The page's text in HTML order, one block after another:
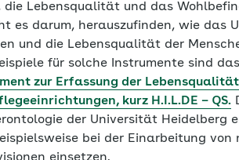
Lebensqualität und das
es darum, herauszufinden, wie das
und die Lebensqualität der
für solche Instrumente sind das
zur Erfassung der
kurz H.I.L.DE – QS.
der Universität Heidelberg
bei der Einarbeitung von